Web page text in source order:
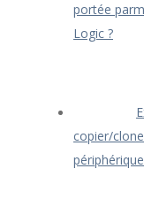
portée
Logic ?
copier/